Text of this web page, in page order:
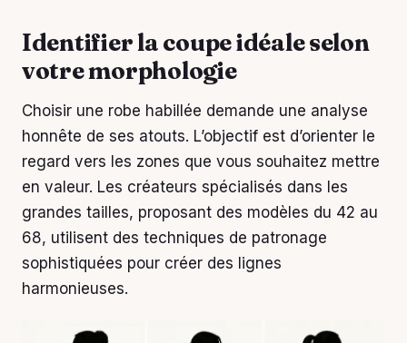
Identifier la coupe idéale selon
votre morphologie
Choisir une robe habillée demande une analyse
honnête de ses atouts. L’objectif est d’orienter le
regard vers les zones que vous souhaitez mettre
en valeur. Les créateurs spécialisés dans les
grandes tailles, proposant des modèles du 42 au
68, utilisent des techniques de patronage
sophistiquées pour créer des lignes
harmonieuses.